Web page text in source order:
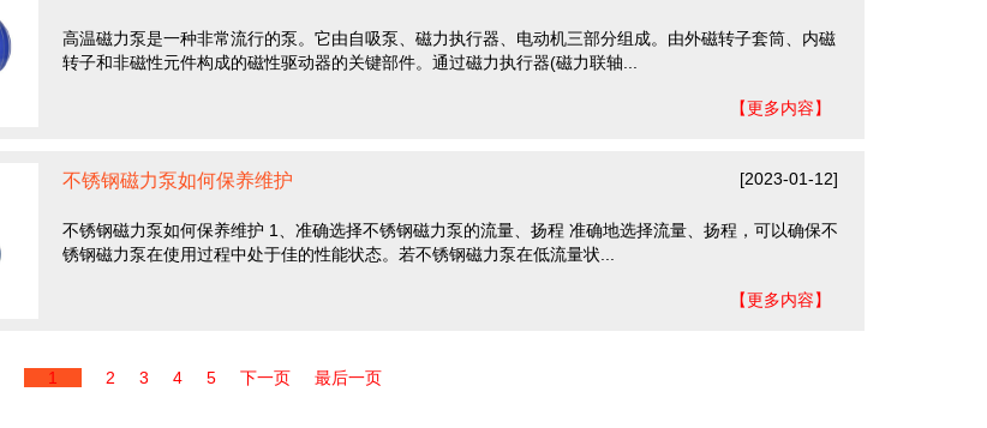
高温磁力泵是一种非常流行的泵。它由自吸泵、磁力执行器、电动机三部分组成。由外磁转子套筒、内磁
转子和非磁性元件构成的磁性驱动器的关键部件。通过磁力执行器(磁力联轴...
【更多内容】
不锈钢磁力泵如何保养维护 [2023-01-12]
不锈钢磁力泵如何保养维护 1、准确选择不锈钢磁力泵的流量、扬程 准确地选择流量、扬程，可以确保不
锈钢磁力泵在使用过程中处于佳的性能状态。若不锈钢磁力泵在低流量状...
【更多内容】
1 2 3 4 5 下一页 最后一页